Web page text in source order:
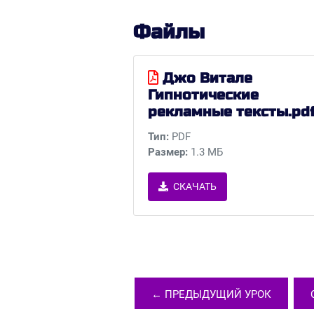
Файлы
Джо Витале
Гипнотические
рекламные
Тип: PDF
Размер: 1.3 MБ
СКАЧАТЬ
← ПРЕДЫДУЩИЙ УРОК